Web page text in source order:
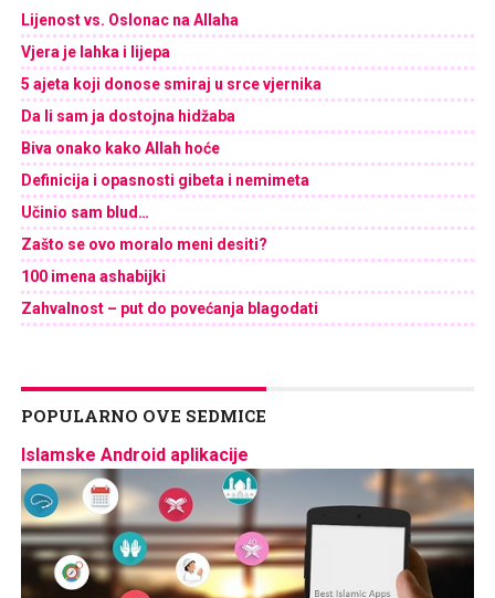
Lijenost vs. Oslonac na Allaha
Vjera je lahka i lijepa
5 ajeta koji donose smiraj u srce vjernika
Da li sam ja dostojna hidžaba
Biva onako kako Allah hoće
Definicija i opasnosti gibeta i nemimeta
Učinio sam blud…
Zašto se ovo moralo meni desiti?
100 imena ashabijki
Zahvalnost – put do povećanja blagodati
POPULARNO OVE SEDMICE
Islamske Android aplikacije